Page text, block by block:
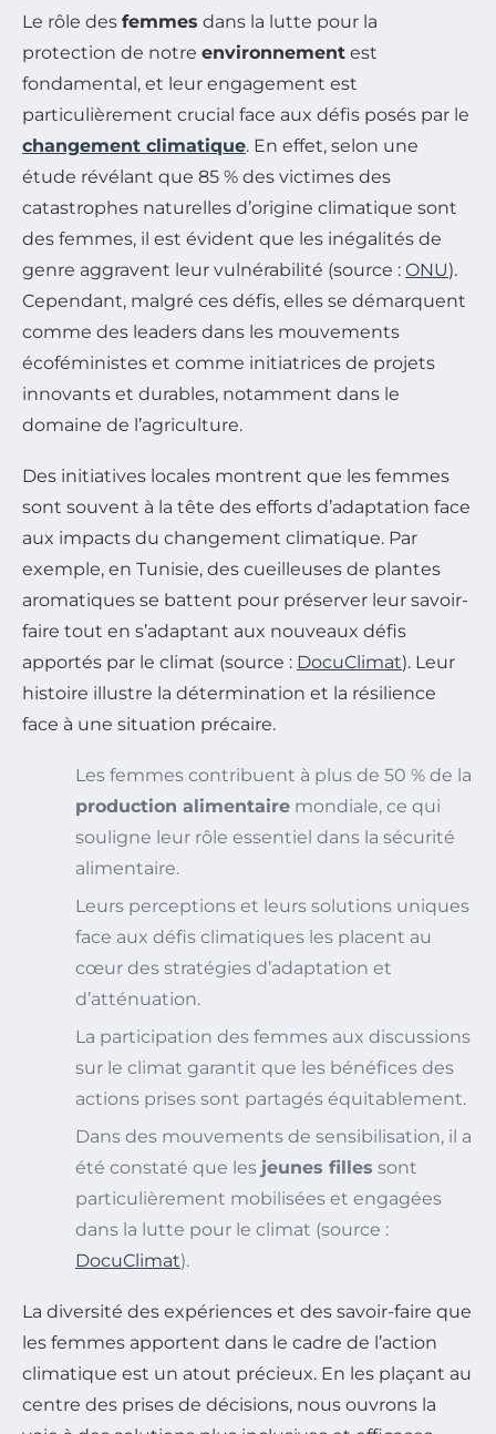
Le rôle des femmes dans la lutte pour la
protection de notre environnement est
fondamental, et leur engagement est
particulièrement crucial face aux défis posés par le
changement climatique. En effet, selon une
étude révélant que 85 % des victimes des
catastrophes naturelles d’origine climatique sont
des femmes, il est évident que les inégalités de
genre aggravent leur vulnérabilité (source : ONU).
Cependant, malgré ces défis, elles se démarquent
comme des leaders dans les mouvements
écoféministes et comme initiatrices de projets
innovants et durables, notamment dans le
domaine de l’agriculture.
Des initiatives locales montrent que les femmes
sont souvent à la tête des efforts d’adaptation face
aux impacts du changement climatique. Par
exemple, en Tunisie, des cueilleuses de plantes
aromatiques se battent pour préserver leur savoir-
faire tout en s’adaptant aux nouveaux défis
apportés par le climat (source : DocuClimat). Leur
histoire illustre la détermination et la résilience
face à une situation précaire.
Les femmes contribuent à plus de 50 % de la
production alimentaire mondiale, ce qui
souligne leur rôle essentiel dans la sécurité
alimentaire.
Leurs perceptions et leurs solutions uniques
face aux défis climatiques les placent au
cœur des stratégies d’adaptation et
d’atténuation.
La participation des femmes aux discussions
sur le climat garantit que les bénéfices des
actions prises sont partagés équitablement.
Dans des mouvements de sensibilisation, il a
été constaté que les jeunes filles sont
particulièrement mobilisées et engagées
dans la lutte pour le climat (source :
DocuClimat).
La diversité des expériences et des savoir-faire que
les femmes apportent dans le cadre de l’action
climatique est un atout précieux. En les plaçant au
centre des prises de décisions, nous ouvrons la